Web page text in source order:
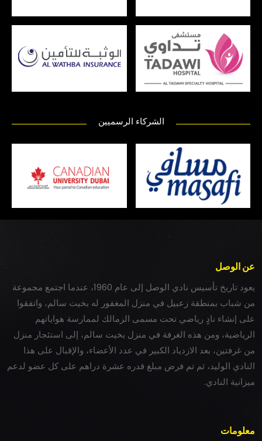
الشركاء الرسميين
عن الوصل
يعود تاريخ تأسيس نادي الوصل إلى عام 1960، عندما اجتمع مجموعة
من شباب بمنطقة زعبيل في منزل المغفور له بخيت سالم، واتفقوا
على إنشاء نادٍ رياضي تحت مسمى الزمالك لممارسة هواياتهم
الرياضية، ومن هذه الغرفة في منزل بخيت سالم، إلى استئجار منزل
من غرفتين، بعد الازدياد الكبير في عدد الأعضاء، والإقبال على هذا
النادي الوليد، ثم تم فرض مبلغ قدره عشرة دراهم على كل عضو لدعم
ميزانية النادي.
معلومات